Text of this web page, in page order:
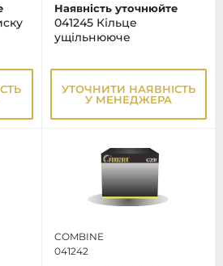
Наявність уточнюйте
041245 Кільце
ущільнююче
УТОЧНИТИ НАЯВНІСТЬ
У МЕНЕДЖЕРА
COMBINE
041242